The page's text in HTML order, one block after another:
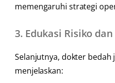
memengaruhi strategi
3. Edukasi Risiko
Selanjutnya, dokter bedah
menjelaskan: